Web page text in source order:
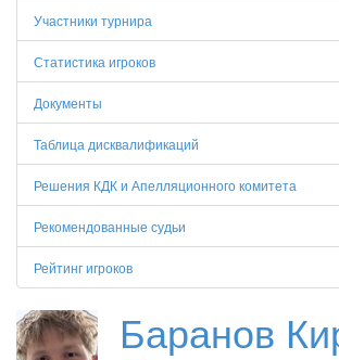
Участники турнира
Статистика игроков
Документы
Таблица дисквалификаций
Решения КДК и Апелляционного комитета
Рекомендованные судьи
Рейтинг игроков
Баранов